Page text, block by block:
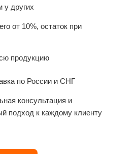
других
от 10%, остаток при
продукцию
по России и СНГ
консультация и
подход к каждому клиенту